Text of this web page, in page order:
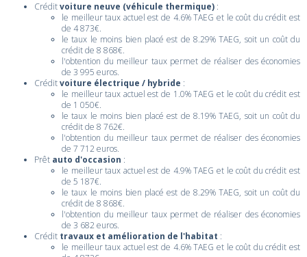
Créditvoiture neuve (véhicule thermique) :
le meilleur taux actuel est de 4.6% TAEG et le coût du crédit est
de 4 873€.
le taux le moins bien placé est de 8.29% TAEG, soit un coût du
crédit de 8 868€.
l'obtention du meilleur taux permet de réaliser des économies
de 3 995 euros.
Créditvoiture électrique / hybride :
le meilleur taux actuel est de 1.0% TAEG et le coût du crédit est
de 1 050€.
le taux le moins bien placé est de 8.19% TAEG, soit un coût du
crédit de 8 762€.
l'obtention du meilleur taux permet de réaliser des économies
de 7 712 euros.
Prêt auto d'occasion :
le meilleur taux actuel est de 4.9% TAEG et le coût du crédit est
de 5 187€.
le taux le moins bien placé est de 8.29% TAEG, soit un coût du
crédit de 8 868€.
l'obtention du meilleur taux permet de réaliser des économies
de 3 682 euros.
Crédit travaux et amélioration de l'habitat :
le meilleur taux actuel est de 4.6% TAEG et le coût du crédit est